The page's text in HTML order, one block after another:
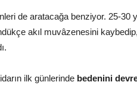
de aratacağa benziyor. 25-30
akıl muvâzenesini
ilk günlerinde bedenini